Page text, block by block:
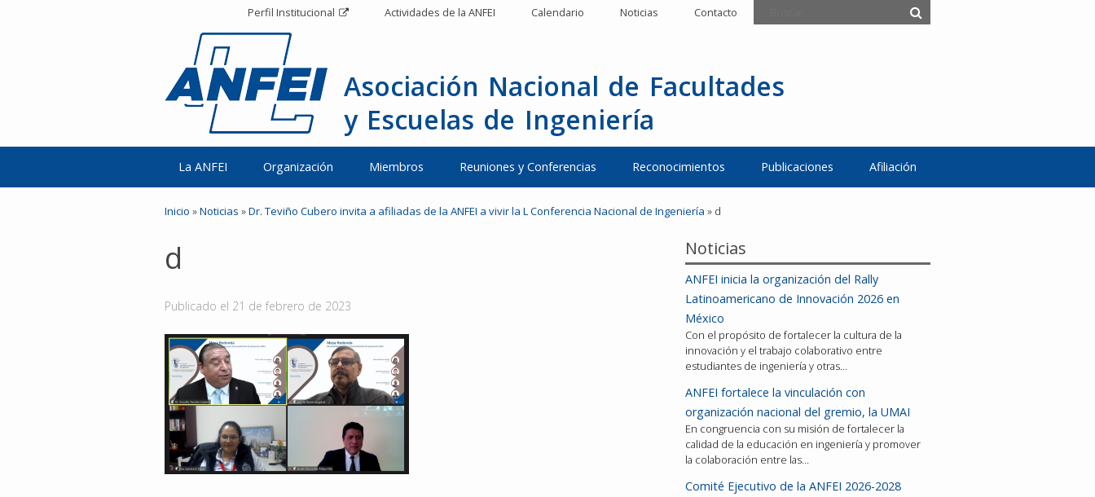
Perfil Institucional Actividades de la ANFEI Calendario Noticias Contacto
Asociación Nacional de Facultades
y Escuelas de Ingeniería
La ANFEI Organización Miembros Reuniones y Conferencias Reconocimientos Publicaciones Afiliación
Inicio »Noticias »Dr. Teviño Cubero invita a afiliadas de la ANFEI a vivir la L Conferencia Nacional de Ingeniería » d
d
Publicado el 21 de febrero de 2023
Noticias
ANFEI inicia la organización del Rally
Latinoamericano de Innovación 2026 en
México
Con el propósito de fortalecer la cultura de la
innovación y el trabajo colaborativo entre
estudiantes de ingeniería y otras…
ANFEI fortalece la vinculación con
organización nacional del gremio, la UMAI
En congruencia con su misión de fortalecer la
calidad de la educación en ingeniería y promover
la colaboración entre las…
Comité Ejecutivo de la ANFEI 2026-2028